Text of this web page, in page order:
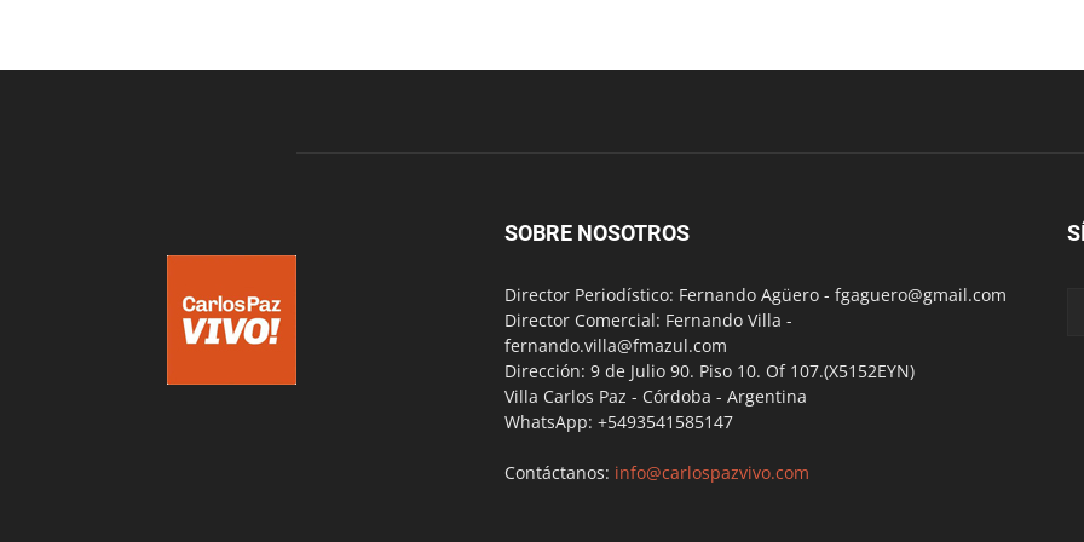
SOBRE NOSOTROS
Director Periodístico: Fernando Agüero - fgaguero@gmail.com
Director Comercial: Fernando Villa -
fernando.villa@fmazul.com
Dirección: 9 de Julio 90. Piso 10. Of 107.(X5152EYN)
Villa Carlos Paz - Córdoba - Argentina
WhatsApp: +5493541585147
Contáctanos: info@carlospazvivo.com